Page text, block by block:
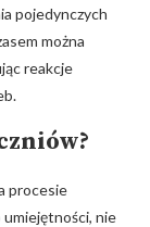
pojedynczych
można
reakcje
procesie
umiejętności, nie